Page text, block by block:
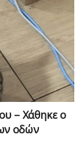
– Χάθηκε ο
οδών